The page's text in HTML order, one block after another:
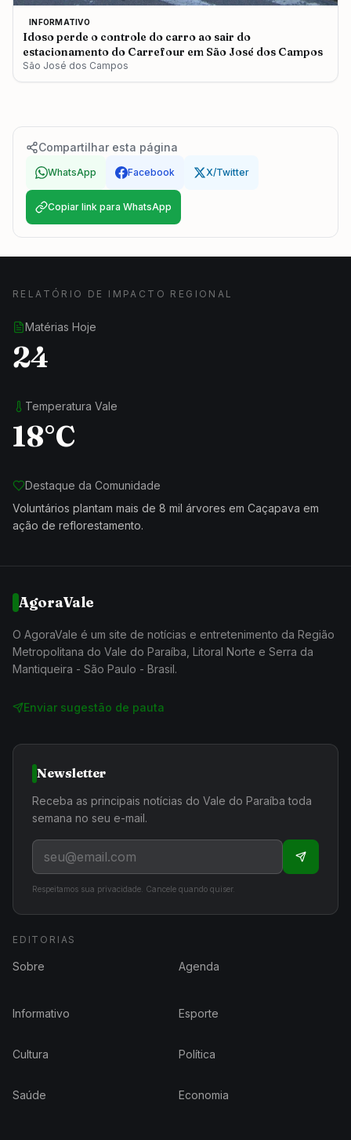
INFORMATIVO
Idoso perde o controle do carro ao sair do
estacionamento do Carrefour em São José dos Campos
São José dos Campos
Compartilhar esta página
WhatsApp Facebook X/Twitter
Copiar link para WhatsApp
RELATÓRIO DE IMPACTO REGIONAL
Matérias Hoje
24
Temperatura Vale
18°C
Destaque da Comunidade
Voluntários plantam mais de 8 mil árvores em Caçapava em
ação de reflorestamento.
AgoraVale
O AgoraVale é um site de notícias e entretenimento da Região
Metropolitana do Vale do Paraíba, Litoral Norte e Serra da
Mantiqueira - São Paulo - Brasil.
Enviar sugestão de pauta
Newsletter
Receba as principais notícias do Vale do Paraíba toda
semana no seu e-mail.
Respeitamos sua privacidade. Cancele quando quiser.
EDITORIAS
Sobre Agenda
Informativo Esporte
Cultura Política
Saúde Economia